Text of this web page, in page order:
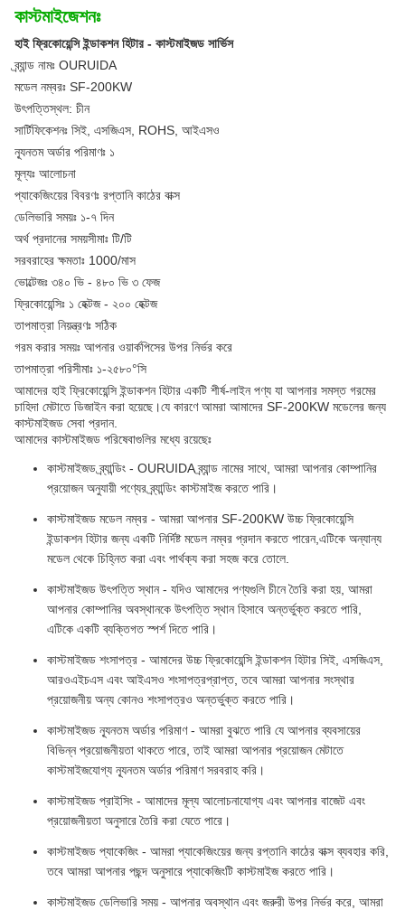
কাস্টমাইজেশনঃ
হাই ফ্রিকোয়েন্সি ইন্ডাকশন হিটার - কাস্টমাইজড সার্ভিস
ব্র্যান্ড নামঃ OURUIDA
মডেল নম্বরঃ SF-200KW
উৎপত্তিস্থল: চীন
সার্টিফিকেশনঃ সিই, এসজিএস, ROHS, আইএসও
ন্যূনতম অর্ডার পরিমাণঃ ১
মূল্যঃ আলোচনা
প্যাকেজিংয়ের বিবরণঃ রপ্তানি কাঠের বাক্স
ডেলিভারি সময়ঃ ১-৭ দিন
অর্থ প্রদানের সময়সীমাঃ টি/টি
সরবরাহের ক্ষমতাঃ 1000/মাস
ভোল্টেজঃ ৩৪০ ভি - ৪৮০ ভি ৩ ফেজ
ফ্রিকোয়েন্সিঃ ১ হেক্টজ - ২০০ হেক্টজ
তাপমাত্রা নিয়ন্ত্রণঃ সঠিক
গরম করার সময়ঃ আপনার ওয়ার্কপিসের উপর নির্ভর করে
তাপমাত্রা পরিসীমাঃ ১-২৫৮০°সি
আমাদের হাই ফ্রিকোয়েন্সি ইন্ডাকশন হিটার একটি শীর্ষ-লাইন পণ্য যা আপনার সমস্ত গরমের
চাহিদা মেটাতে ডিজাইন করা হয়েছে।যে কারণে আমরা আমাদের SF-200KW মডেলের জন্য
কাস্টমাইজড সেবা প্রদান.
আমাদের কাস্টমাইজড পরিষেবাগুলির মধ্যে রয়েছেঃ
কাস্টমাইজড ব্র্যান্ডিং - OURUIDA ব্র্যান্ড নামের সাথে, আমরা আপনার কোম্পানির
প্রয়োজন অনুযায়ী পণ্যের ব্র্যান্ডিং কাস্টমাইজ করতে পারি।
কাস্টমাইজড মডেল নম্বর - আমরা আপনার SF-200KW উচ্চ ফ্রিকোয়েন্সি
ইন্ডাকশন হিটার জন্য একটি নির্দিষ্ট মডেল নম্বর প্রদান করতে পারেন,এটিকে অন্যান্য
মডেল থেকে চিহ্নিত করা এবং পার্থক্য করা সহজ করে তোলে.
কাস্টমাইজড উৎপত্তি স্থান - যদিও আমাদের পণ্যগুলি চীনে তৈরি করা হয়, আমরা
আপনার কোম্পানির অবস্থানকে উৎপত্তি স্থান হিসাবে অন্তর্ভুক্ত করতে পারি,
এটিকে একটি ব্যক্তিগত স্পর্শ দিতে পারি।
কাস্টমাইজড শংসাপত্র - আমাদের উচ্চ ফ্রিকোয়েন্সি ইন্ডাকশন হিটার সিই, এসজিএস,
আরওএইচএস এবং আইএসও শংসাপত্রপ্রাপ্ত, তবে আমরা আপনার সংস্থার
প্রয়োজনীয় অন্য কোনও শংসাপত্রও অন্তর্ভুক্ত করতে পারি।
কাস্টমাইজড ন্যূনতম অর্ডার পরিমাণ - আমরা বুঝতে পারি যে আপনার ব্যবসায়ের
বিভিন্ন প্রয়োজনীয়তা থাকতে পারে, তাই আমরা আপনার প্রয়োজন মেটাতে
কাস্টমাইজযোগ্য ন্যূনতম অর্ডার পরিমাণ সরবরাহ করি।
কাস্টমাইজড প্রাইসিং - আমাদের মূল্য আলোচনাযোগ্য এবং আপনার বাজেট এবং
প্রয়োজনীয়তা অনুসারে তৈরি করা যেতে পারে।
কাস্টমাইজড প্যাকেজিং - আমরা প্যাকেজিংয়ের জন্য রপ্তানি কাঠের বাক্স ব্যবহার করি,
তবে আমরা আপনার পছন্দ অনুসারে প্যাকেজিংটি কাস্টমাইজ করতে পারি।
কাস্টমাইজড ডেলিভারি সময় - আপনার অবস্থান এবং জরুরী উপর নির্ভর করে, আমরা